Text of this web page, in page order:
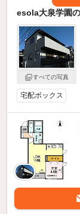
esola大泉学園
すべての写真
宅配ボックス